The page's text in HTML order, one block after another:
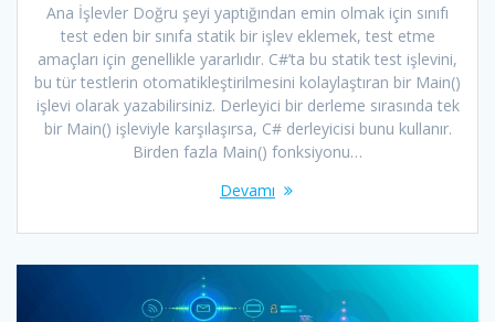
Ana İşlevler Doğru şeyi yaptığından emin olmak için sınıfı
test eden bir sınıfa statik bir işlev eklemek, test etme
amaçları için genellikle yararlıdır. C#’ta bu statik test işlevini,
bu tür testlerin otomatikleştirilmesini kolaylaştıran bir Main()
işlevi olarak yazabilirsiniz. Derleyici bir derleme sırasında tek
bir Main() işleviyle karşılaşırsa, C# derleyicisi bunu kullanır.
Birden fazla Main() fonksiyonu…
Devamı